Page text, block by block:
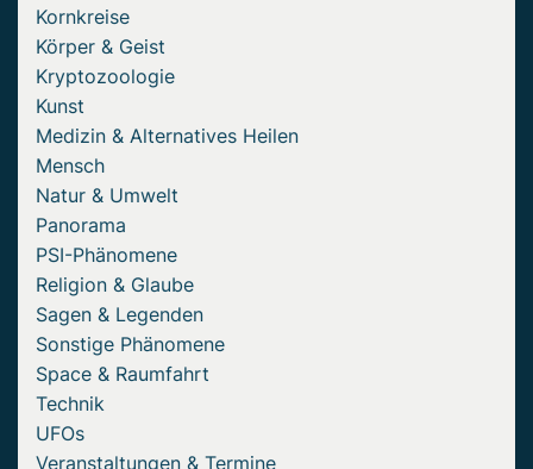
Kornkreise
Körper & Geist
Kryptozoologie
Kunst
Medizin & Alternatives Heilen
Mensch
Natur & Umwelt
Panorama
PSI-Phänomene
Religion & Glaube
Sagen & Legenden
Sonstige Phänomene
Space & Raumfahrt
Technik
UFOs
Veranstaltungen & Termine